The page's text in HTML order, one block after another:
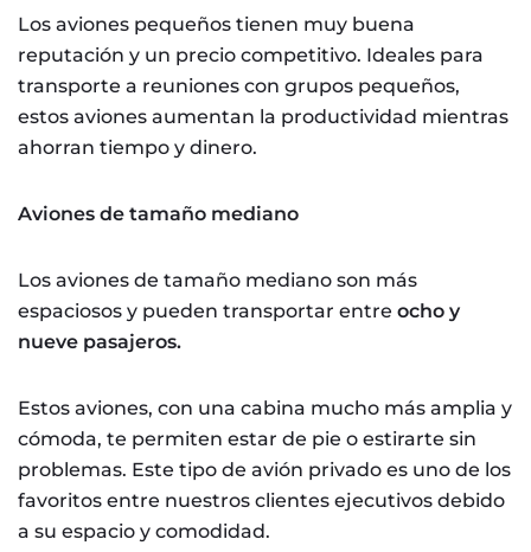
Los aviones pequeños tienen muy buena
reputación y un precio competitivo. Ideales para
transporte a reuniones con grupos pequeños,
estos aviones aumentan la productividad mientras
ahorran tiempo y dinero.
Aviones de tamaño mediano
Los aviones de tamaño mediano son más
espaciosos y pueden transportar entre ocho y
nueve pasajeros.
Estos aviones, con una cabina mucho más amplia y
cómoda, te permiten estar de pie o estirarte sin
problemas. Este tipo de avión privado es uno de los
favoritos entre nuestros clientes ejecutivos debido
a su espacio y comodidad.